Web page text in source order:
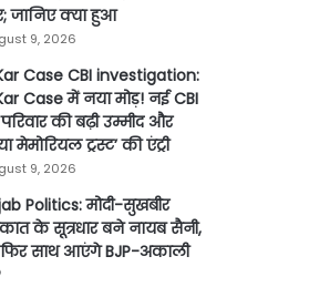
जानिए क्या हुआ
9, 2026
Case CBI investigation:
Case में नया मोड़! नई CBI
की बढ़ी उम्मीद और
मेमोरियल ट्रस्ट’ की एंट्री
9, 2026
Politics: मोदी-सुखबीर
के सूत्रधार बने नायब सैनी,
साथ आएंगे BJP-अकाली